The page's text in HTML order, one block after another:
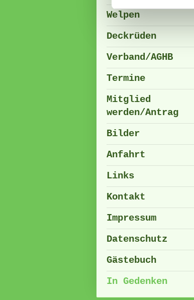
Welpen
Deckrüden
Verband/AGHB
Termine
Mitglied
werden/Antrag
Bilder
Anfahrt
Links
Kontakt
Impressum
Datenschutz
Gästebuch
In Gedenken